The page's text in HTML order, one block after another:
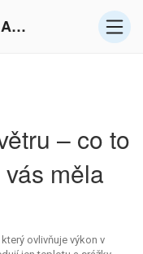
OŠETŘOVÁNÍ SPORTOVNÍCH AKTIVIT V EVROPĚ
– co to
měla
ovlivňuje výkon v